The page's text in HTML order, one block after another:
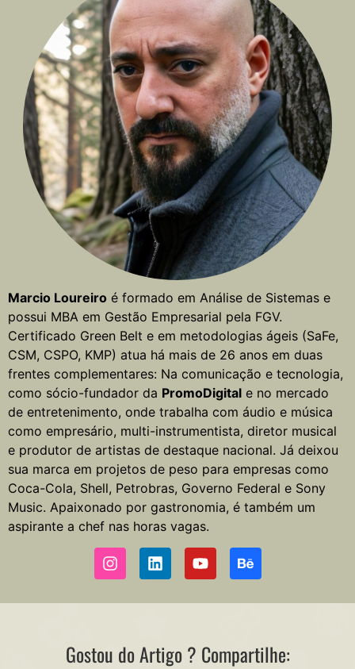
Marcio Loureiro é formado em Análise de Sistemas e
possui MBA em Gestão Empresarial pela FGV.
Certificado Green Belt e em metodologias ágeis (SaFe,
CSM, CSPO, KMP) atua há mais de 26 anos em duas
frentes complementares: Na comunicação e tecnologia,
como sócio-fundador da PromoDigital e no mercado
de entretenimento, onde trabalha com áudio e música
como empresário, multi-instrumentista, diretor musical
e produtor de artistas de destaque nacional. Já deixou
sua marca em projetos de peso para empresas como
Coca-Cola, Shell, Petrobras, Governo Federal e Sony
Music. Apaixonado por gastronomia, é também um
aspirante a chef nas horas vagas.
Gostou do Artigo ? Compartilhe: